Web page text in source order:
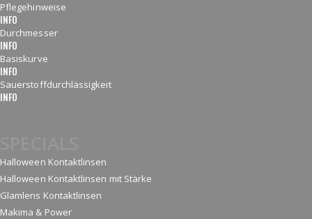
Pflegehinweise
INFO
Durchmesser
INFO
Basiskurve
INFO
Sauerstoffdurchlässigkeit
INFO
Halloween Kontaktlinsen
Halloween Kontaktlinsen mit Stärke
Glamlens Kontaktlinsen
Makima & Power